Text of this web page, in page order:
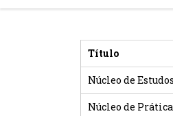
Título
Núcleo de
Núcleo de